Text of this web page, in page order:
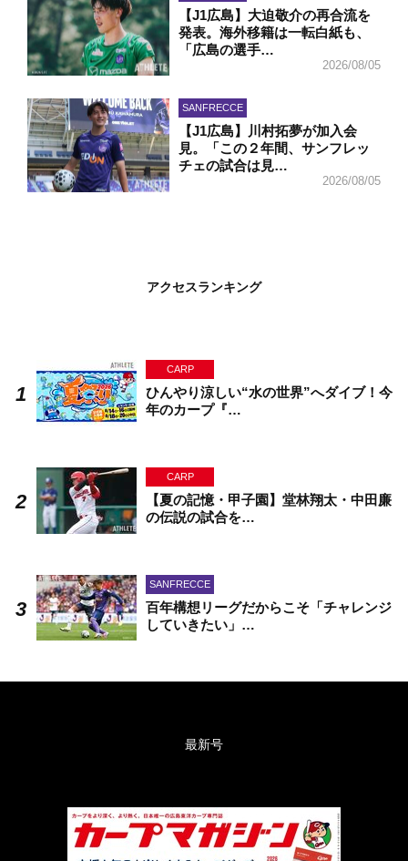
【J1広島】大迫敬介の再合流を
発表。海外移籍は一転白紙も、
「広島の選手…
2026/08/05
SANFRECCE
【J1広島】川村拓夢が加入会
見。「この２年間、サンフレッ
チェの試合は見…
2026/08/05
アクセスランキング
CARP
ひんやり涼しい“水の世界”へダイブ！今
年のカープ『…
CARP
【夏の記憶・甲子園】堂林翔太・中田廉
の伝説の試合を…
SANFRECCE
百年構想リーグだからこそ「チャレンジ
していきたい」…
最新号